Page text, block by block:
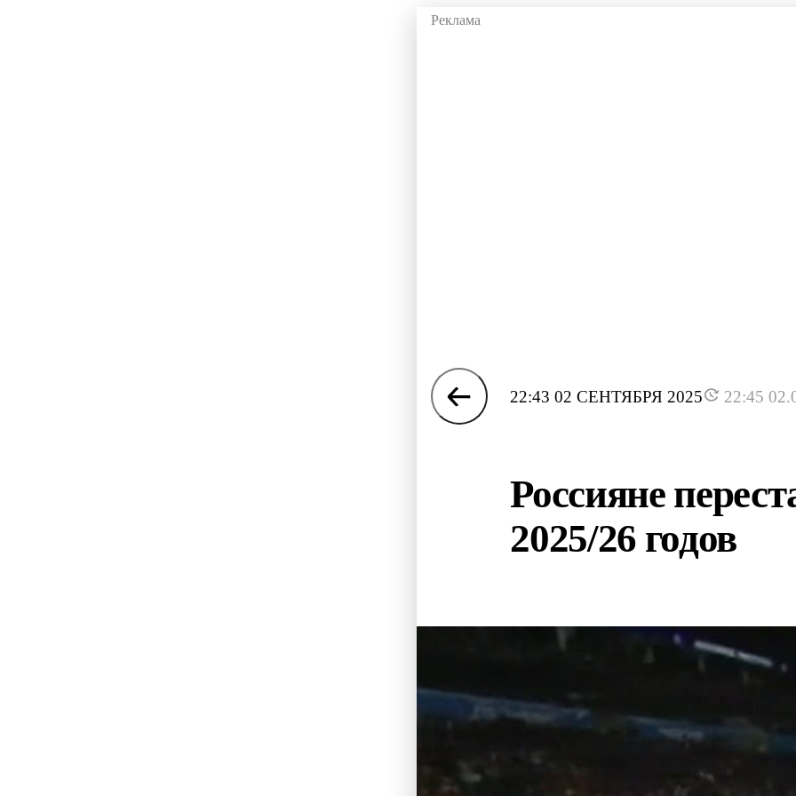
22:43 02 СЕНТЯБРЯ 2025 22:45
Россияне
2025/26 годов